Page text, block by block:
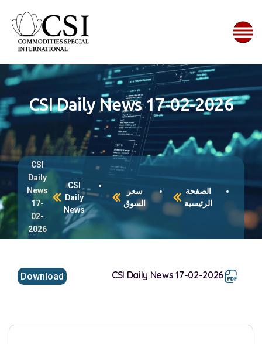
CSI Daily News 17-02-2026
الصفحة
الرئيسية
سعر
السوق
CSI
Daily
News
CSI
Daily
News
17-
02-
2026
CSI Daily News 17-02-2026
Download